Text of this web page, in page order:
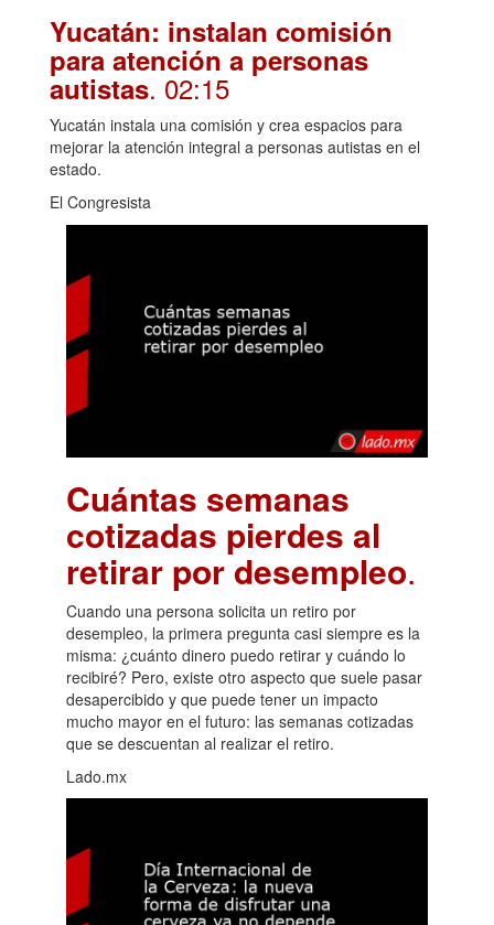
Yucatán: instalan comisión
para atención a personas
autistas. 02:15
Yucatán instala una comisión y crea espacios para
mejorar la atención integral a personas autistas en el
estado.
El Congresista
Cuántas semanas
cotizadas pierdes al
retirar por desempleo.
Cuando una persona solicita un retiro por
desempleo, la primera pregunta casi siempre es la
misma: ¿cuánto dinero puedo retirar y cuándo lo
recibiré? Pero, existe otro aspecto que suele pasar
desapercibido y que puede tener un impacto
mucho mayor en el futuro: las semanas cotizadas
que se descuentan al realizar el retiro.
Lado.mx